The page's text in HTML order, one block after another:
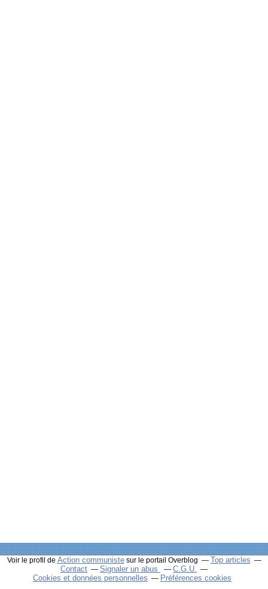
Voir le profil de Action communistesur le portail Overblog
Top articles
Contact
Signaler un abus
C.G.U.
Cookies et données personnelles
Préférences cookies